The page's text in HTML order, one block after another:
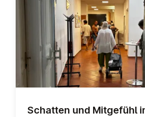
Schatten und Mitgefühl